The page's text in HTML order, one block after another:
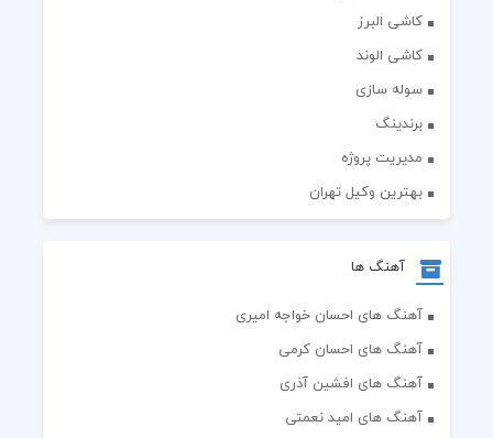
کاشی البرز
کاشی الوند
سوله سازی
برندینگ
مدیریت پروژه
بهترین وکیل تهران
آهنگ ها
آهنگ های احسان خواجه امیری
آهنگ های احسان کرمی
آهنگ های افشین آذری
آهنگ های امید نعمتی